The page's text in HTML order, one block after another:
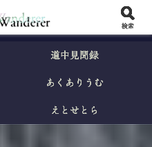
道中見聞録
あくありうむ
えとせとら
検索